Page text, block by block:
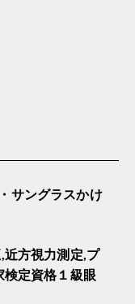
サングラスかけ
近方視力測定,プ
検定資格１級眼